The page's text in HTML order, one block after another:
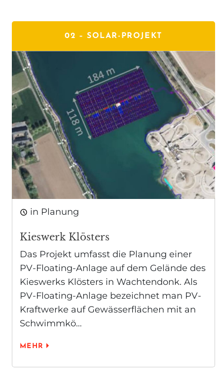
02 –SOLAR-PROJEKT
in Planung
Kieswerk Klösters
Das Projekt umfasst die Planung einer
PV-Floating-Anlage auf dem Gelände des
Kieswerks Klösters in Wachtendonk. Als
PV-Floating-Anlage bezeichnet man PV-
Kraftwerke auf Gewässerflächen mit an
Schwimmkö…
MEHR